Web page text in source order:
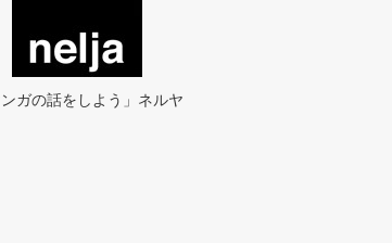
ンガの話をしよう」ネルヤ